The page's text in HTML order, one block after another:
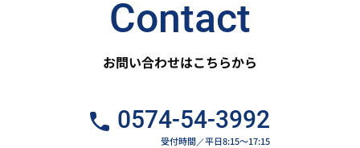
Contact
お問い合わせはこちらから
0574-54-3992
受付時間／平日8:15～17:15